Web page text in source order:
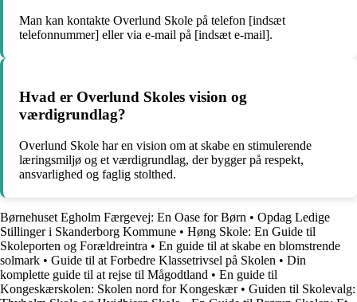
Man kan kontakte Overlund Skole på telefon [indsæt
telefonnummer] eller via e-mail på [indsæt e-mail].
Hvad er Overlund Skoles vision og
værdigrundlag?
Overlund Skole har en vision om at skabe en stimulerende
læringsmiljø og et værdigrundlag, der bygger på respekt,
ansvarlighed og faglig stolthed.
Børnehuset Egholm Færgevej: En Oase for Børn • Opdag Ledige
Stillinger i Skanderborg Kommune • Høng Skole: En Guide til
Skoleporten og Forældreintra • En guide til at skabe en blomstrende
solmark • Guide til at Forbedre Klassetrivsel på Skolen • Din
komplette guide til at rejse til Mågodtland • En guide til
Kongeskærskolen: Skolen nord for Kongeskær• Guiden til Skolevalg: